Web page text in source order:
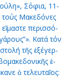
Σό­φια, 11-
τούς Μα­κε­δό­νες
πε­ρισ­σό­
Κα­τά τόν
τῆς ἐ­ξέ­γερ­
ἐ­
ὁ τε­λευ­ταῖ­ος: